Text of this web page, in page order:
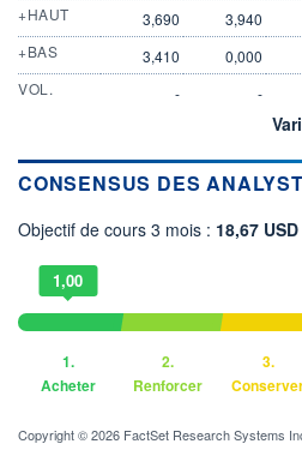
+HAUT
3,690 3,940
+BAS
3,410 0,000
VOL.
- -
CONSENSUS DES
Objectif de cours 3 mois : 18,67 USD
1,00
1.
Acheter
2.
Renforcer
3.
Copyright © 2026 FactSet Research Systems